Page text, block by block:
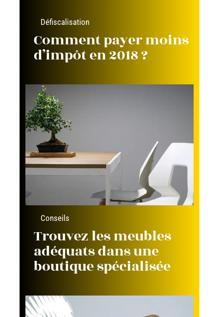
Défiscalisation
Comment payer moins
d’impôt en 2018 ?
Conseils
Trouvez les meubles
adéquats dans une
boutique spécialisée